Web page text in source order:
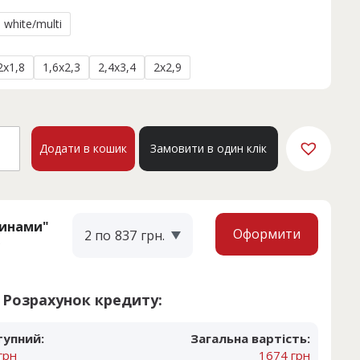
1,6x2,3 2,4x3,4 2x2,9
white/multi
Додати в кошик Замовити в один клік
2 по 837 грн. Оформити
Розрахунок кредиту:
Загальна вартість:
1674 грн